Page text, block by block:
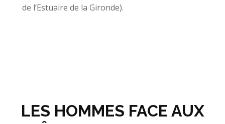
de l’Estuaire de la Gironde).
LES HOMMES FACE AUX